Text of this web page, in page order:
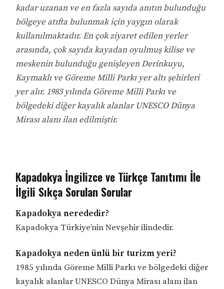
kadar uzanan ve en fazla sayıda anıtın bulunduğu
bölgeye atıfta bulunmak için yaygın olarak
kullanılmaktadır. En çok ziyaret edilen yerler
arasında, çok sayıda kayadan oyulmuş kilise ve
meskenin bulunduğu genişleyen Derinkuyu,
Kaymaklı ve Göreme Milli Parkı yer altı şehirleri
yer alır. 1985 yılında Göreme Milli Parkı ve
bölgedeki diğer kayalık alanlar UNESCO Dünya
Mirası alanı ilan edilmiştir.
Kapadokya İngilizce ve Türkçe Tanıtımı İle
İlgili Sıkça Sorulan Sorular
Kapadokya nerededir?
Kapadokya Türkiye’nin Nevşehir ilindedir.
Kapadokya neden ünlü bir turizm yeri?
1985 yılında Göreme Milli Parkı ve bölgedeki diğer
kayalık alanlar UNESCO Dünya Mirası alanı ilan